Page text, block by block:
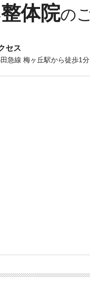
体院
セス
急線 梅ヶ丘駅から徒歩1分